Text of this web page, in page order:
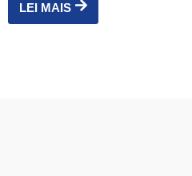
LEI MAIS